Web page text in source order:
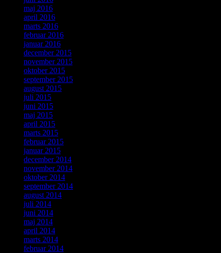
maj 2016
april 2016
marts 2016
februar 2016
januar 2016
december 2015
november 2015
oktober 2015
september 2015
august 2015
juli 2015
juni 2015
maj 2015
april 2015
marts 2015
februar 2015
januar 2015
december 2014
november 2014
oktober 2014
september 2014
august 2014
juli 2014
juni 2014
maj 2014
april 2014
marts 2014
februar 2014